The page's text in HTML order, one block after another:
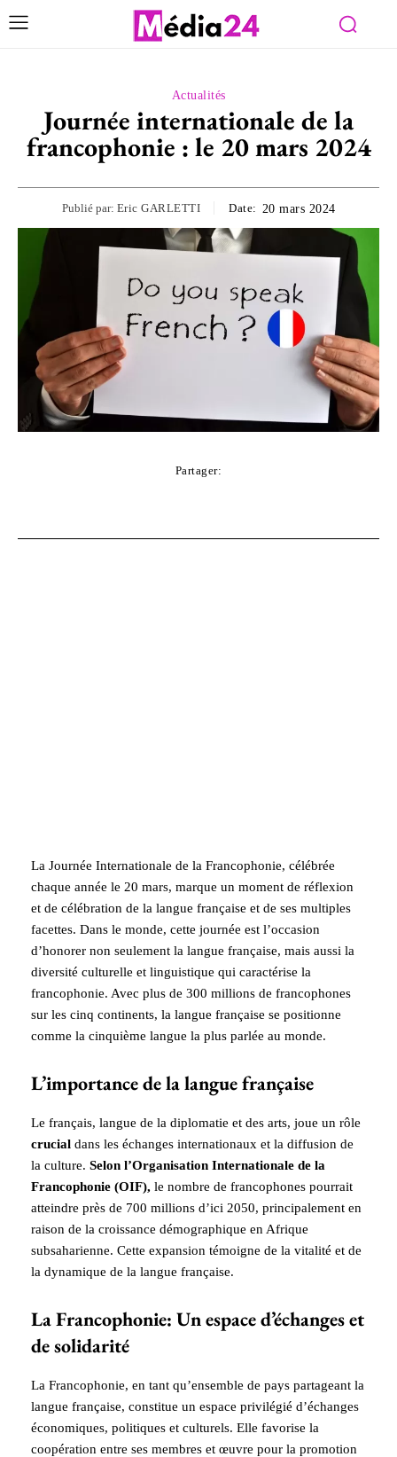
Actualités
Journée internationale de la
francophonie : le 20 mars 2024
Publié par: Eric GARLETTI Date: 20 mars 2024
Partager:
La Journée Internationale de la Francophonie, célébrée
chaque année le 20 mars, marque un moment de réflexion
et de célébration de la langue française et de ses multiples
facettes. Dans le monde, cette journée est l’occasion
d’honorer non seulement la langue française, mais aussi la
diversité culturelle et linguistique qui caractérise la
francophonie. Avec plus de 300 millions de francophones
sur les cinq continents, la langue française se positionne
comme la cinquième langue la plus parlée au monde.
L’importance de la langue française
Le français, langue de la diplomatie et des arts, joue un rôle
crucial dans les échanges internationaux et la diffusion de
la culture. Selon l’Organisation Internationale de la
Francophonie (OIF), le nombre de francophones pourrait
atteindre près de 700 millions d’ici 2050, principalement en
raison de la croissance démographique en Afrique
subsaharienne. Cette expansion témoigne de la vitalité et de
la dynamique de la langue française.
La Francophonie: Un espace d’échanges et
de solidarité
La Francophonie, en tant qu’ensemble de pays partageant la
langue française, constitue un espace privilégié d’échanges
économiques, politiques et culturels. Elle favorise la
coopération entre ses membres et œuvre pour la promotion